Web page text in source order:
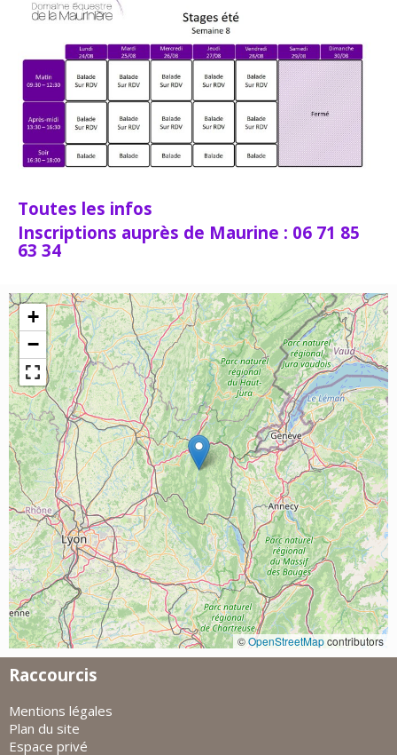
Toutes les infos
Inscriptions auprès de Maurine : 06 71 85
63 34
+
−
©OpenStreetMapcontributors
Raccourcis
Mentions légales
Plan du site
Espace privé